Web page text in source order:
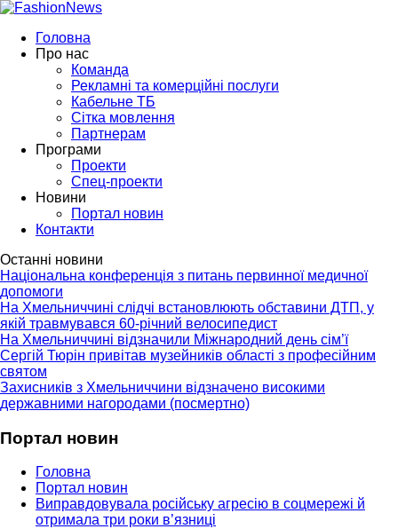
Головна
Про нас
Команда
Рекламні та комерційні послуги
Кабельне ТБ
Сітка мовлення
Партнерам
Програми
Проекти
Спец-проекти
Новини
Портал новин
Контакти
Останні новини
Національна конференція з питань первинної медичної
допомоги
На Хмельниччині слідчі встановлюють обставини ДТП, у
якій травмувався 60-річний велосипедист
На Хмельниччині відзначили Міжнародний день сім’ї
Сергій Тюрін привітав музейників області з професійним
святом
Захисників з Хмельниччини відзначено високими
державними нагородами (посмертно)
Портал новин
Головна
Портал новин
Виправдовувала російську агресію в соцмережі й
отримала три роки в’язниці